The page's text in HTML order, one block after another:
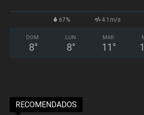
67% 4.1m/s
DOM
8°
LUN
8°
MAR
11 °
RECOMENDADOS